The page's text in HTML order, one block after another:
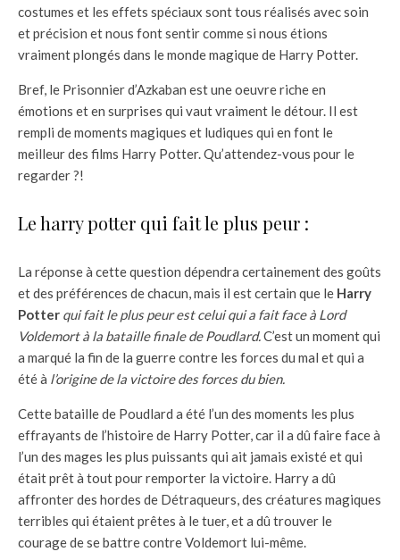
costumes et les effets spéciaux sont tous réalisés avec soin
et précision et nous font sentir comme si nous étions
vraiment plongés dans le monde magique de Harry Potter.
Bref, le Prisonnier d’Azkaban est une oeuvre riche en
émotions et en surprises qui vaut vraiment le détour. Il est
rempli de moments magiques et ludiques qui en font le
meilleur des films Harry Potter. Qu’attendez-vous pour le
regarder ?!
Le harry potter qui fait le plus peur :
La réponse à cette question dépendra certainement des goûts
et des préférences de chacun, mais il est certain que le Harry
Potter qui fait le plus peur est celui qui a fait face à Lord
Voldemort à la bataille finale de Poudlard.C’est un moment qui
a marqué la fin de la guerre contre les forces du mal et qui a
été à l’origine de la victoire des forces du bien.
Cette bataille de Poudlard a été l’un des moments les plus
effrayants de l’histoire de Harry Potter, car il a dû faire face à
l’un des mages les plus puissants qui ait jamais existé et qui
était prêt à tout pour remporter la victoire. Harry a dû
affronter des hordes de Détraqueurs, des créatures magiques
terribles qui étaient prêtes à le tuer, et a dû trouver le
courage de se battre contre Voldemort lui-même.